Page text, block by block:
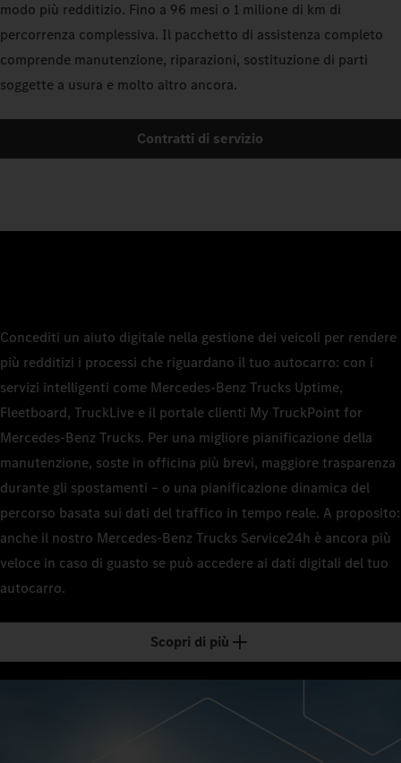
modo più redditizio. Fino a 96 mesi o 1 milione di km di
percorrenza complessiva. Il pacchetto di assistenza completo
comprende manutenzione, riparazioni, sostituzione di parti
soggette a usura e molto altro ancora.
Contratti di servizio
Concediti un aiuto digitale nella gestione dei veicoli per rendere
più redditizi i processi che riguardano il tuo autocarro: con i
servizi intelligenti come Mercedes-Benz Trucks Uptime,
Fleetboard, TruckLive e il portale clienti My TruckPoint for
Mercedes-Benz Trucks. Per una migliore pianificazione della
manutenzione, soste in officina più brevi, maggiore trasparenza
durante gli spostamenti – o una pianificazione dinamica del
percorso basata sui dati del traffico in tempo reale. A proposito:
anche il nostro Mercedes-Benz Trucks Service24h è ancora più
veloce in caso di guasto se può accedere ai dati digitali del tuo
autocarro.
Scopri di più